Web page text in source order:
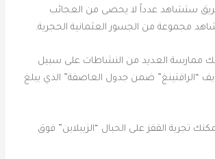
ستشاهد عدداً لا يحصى من العجائب
مجموعة من الجسور العثمانية الحجرية.
ممارسة العديد من النشاطات على سبيل
“الرافتينغ” ضمن جدول العاصفة” الذي يبلغ
تجربة القفز على الحبال “الزيبلاين” فوق